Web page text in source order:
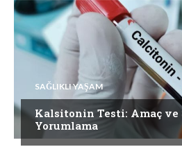
SAĞLIKLI YAŞAM
Kalsitonin Testi: Amaç ve
Yorumlama